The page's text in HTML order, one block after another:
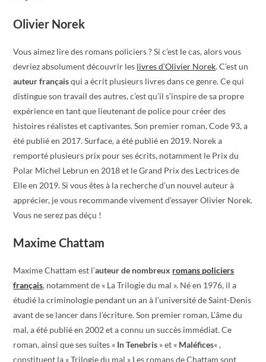
Olivier Norek
Vous aimez lire des romans policiers ? Si c’est le cas, alors vous
devriez absolument découvrir les livres d’Olivier Norek. C’est un
auteur françaisqui a écrit plusieurs livres dans ce genre. Ce qui
distingue son travail des autres, c’est qu’il s’inspire de sa propre
expérience en tant que lieutenant de police pour créer des
histoires réalistes et captivantes. Son premier roman, Code 93, a
été publié en 2017. Surface, a été publié en 2019. Norek a
remporté plusieurs prix pour ses écrits, notamment le Prix du
Polar Michel Lebrun en 2018 et le Grand Prix des Lectrices de
Elle en 2019. Si vous êtes à la recherche d’un nouvel auteur à
apprécier, je vous recommande vivement d’essayer Olivier Norek.
Vous ne serez pas déçu !
Maxime Chattam
Maxime Chattam est l’auteur de nombreux romans policiers
français, notamment de « La Trilogie du mal ». Né en 1976, il a
étudié la criminologie pendant un an à l’université de Saint-Denis
avant de se lancer dans l’écriture. Son premier roman, L’âme du
mal, a été publié en 2002 et a connu un succès immédiat. Ce
roman, ainsi que ses suites « In Tenebris » et « Maléfices« ,
constituent la « Trilogie du mal » Les romans de Chattam sont